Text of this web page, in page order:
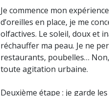
Je commence mon
d’oreilles en place, je me
olfactives. Le soleil, doux et
réchauffer ma peau. Je ne
restaurants, poubelles…
toute agitation urbaine.
Deuxième étape : je garde